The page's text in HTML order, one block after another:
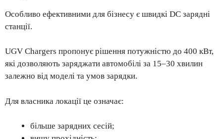
Особливо ефективними для бізнесу є швидкі DC зарядні
станції.
UGV Chargers пропонує рішення потужністю до 400 кВт,
які дозволяють заряджати автомобілі за 15–30 хвилин
залежно від моделі та умов зарядки.
Для власника локації це означає:
більше зарядних сесій;